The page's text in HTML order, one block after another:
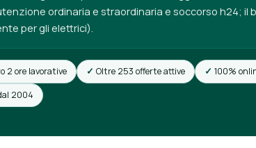
ordinaria e straordinaria e soccorso h24; il
per gli elettrici).
2 ore lavorative Oltre 253 offerte attive
100%
2004